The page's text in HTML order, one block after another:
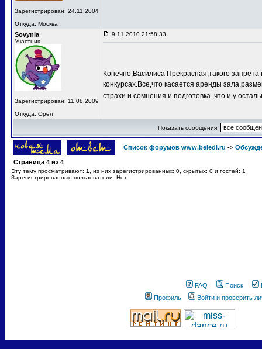
Зарегистрирован: 24.11.2004
Откуда: Москва
Sovynia
Участник
Зарегистрирован: 11.08.2009
Откуда: Орел
9.11.2010 21:58:33
Конечно,Василиса Прекрасная,такого
конкурсах.Все,что касается аренды
страхи и сомнения и подготовка ,что и у
Показать сообщения:
Список форумов www.beledi.ru ->
Страница 4 из 4
Эту тему просматривают: 1
, из них зарегистрированных: 0, скрытых: 0 и гостей: 1
Зарегистрированные пользователи: Нет
FAQ Поиск
Профиль
Войти и проверить